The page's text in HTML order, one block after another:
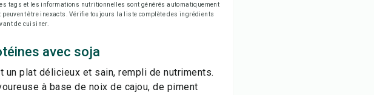
Imprimer la recette
Enregistrer
Partager
tags et les informations nutritionnelles sont générés automatiquement
peuvent être inexacts. Vérifie toujours la liste complète des ingrédients
de cuisiner.
avec soja
plat délicieux et sain, rempli de nutriments.
à base de noix de cajou, de piment